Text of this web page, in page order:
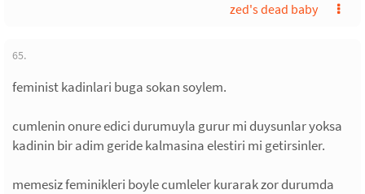
zed's dead baby
65.
feminist kadinlari buga sokan soylem.
cumlenin onure edici durumuyla gurur mi duysunlar yoksa
kadinin bir adim geride kalmasina elestiri mi getirsinler.
memesiz feminikleri boyle cumleler kurarak zor durumda